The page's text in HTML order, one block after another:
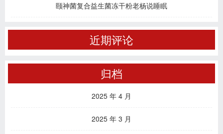
颐神菌复合益生菌冻干粉老杨说睡眠
近期评论
归档
2025 年 4 月
2025 年 3 月